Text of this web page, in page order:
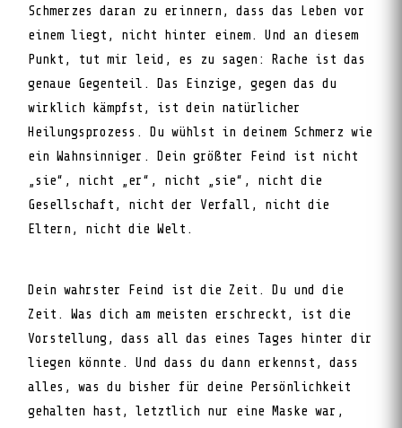
Schmerzes daran zu erinnern, dass das Leben vor
einem liegt, nicht hinter einem. Und an diesem
Punkt, tut mir leid, es zu sagen: Rache ist das
genaue Gegenteil. Das Einzige, gegen das du
wirklich kämpfst, ist dein natürlicher
Heilungsprozess. Du wühlst in deinem Schmerz wie
ein Wahnsinniger. Dein größter Feind ist nicht
„sie“, nicht „er“, nicht „sie“, nicht die
Gesellschaft, nicht der Verfall, nicht die
Eltern, nicht die Welt.
Dein wahrster Feind ist die Zeit. Du und die
Zeit. Was dich am meisten erschreckt, ist die
Vorstellung, dass all das eines Tages hinter dir
liegen könnte. Und dass du dann erkennst, dass
alles, was du bisher für deine Persönlichkeit
gehalten hast, letztlich nur eine Maske war,